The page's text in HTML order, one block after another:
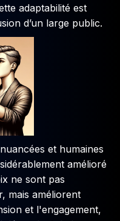
adaptabilité est
d’un large public.
et humaines
amélioré
ne sont pas
mais améliorent
et l'engagement,